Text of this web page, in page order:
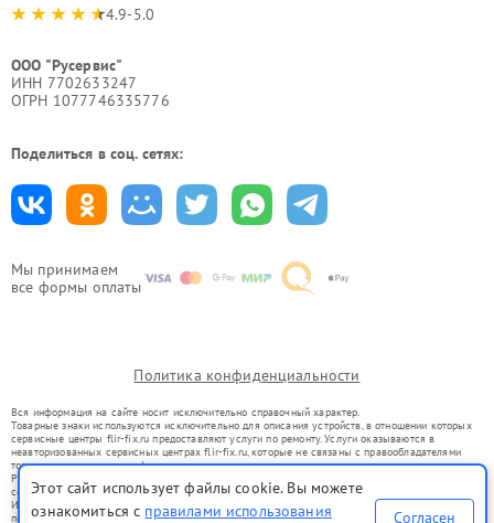
Мы принимаем
все формы оплаты
4.9-5.0
ООО "Русервис"
ИНН 7702633247
ОГРН 1077746335776
Поделиться в соц. сетях:
Политика конфиденциальности
Вся информация на сайте носит исключительно справочный характер.
Товарные знаки используются исключительно для описания устройств, в отношении которых
сервисные центры flir-fix.ru предоставляют услуги по ремонту. Услуги оказываются в
неавторизованных сервисных центрах flir-fix.ru, которые не связаны с правообладателями
товарных знаков или их официальными представителями.
Ремонт осуществляется для устройств, уже введенных в гражданский оборот в соответствии
со статьей 1487 ГК РФ.
Использование товарных знаков не преследует цели индивидуализации услуг или введения
потребителей в заблуждение, а служит для информирования о предоставляемых услугах по
Этот сайт использует файлы cookie. Вы можете
ознакомиться с правилами использования Согласен